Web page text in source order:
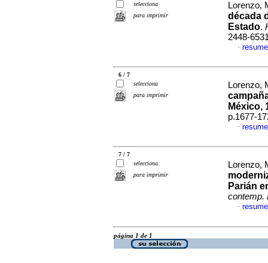
selecciona
para imprimir
Lorenzo,
década
Estado.
2448-
·
6 / 7
selecciona
para imprimir
Lorenzo,
México,
p.1677-
·
7 / 7
selecciona
para imprimir
Lorenzo,
Parián
contemp.
·
página 1 de 1